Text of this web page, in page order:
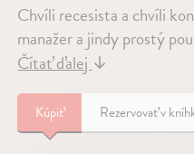
Chvíli recesista a chvíli
manažer a jindy prostý
Čítať ďalej ↓
Kúpiť Rezervovať v